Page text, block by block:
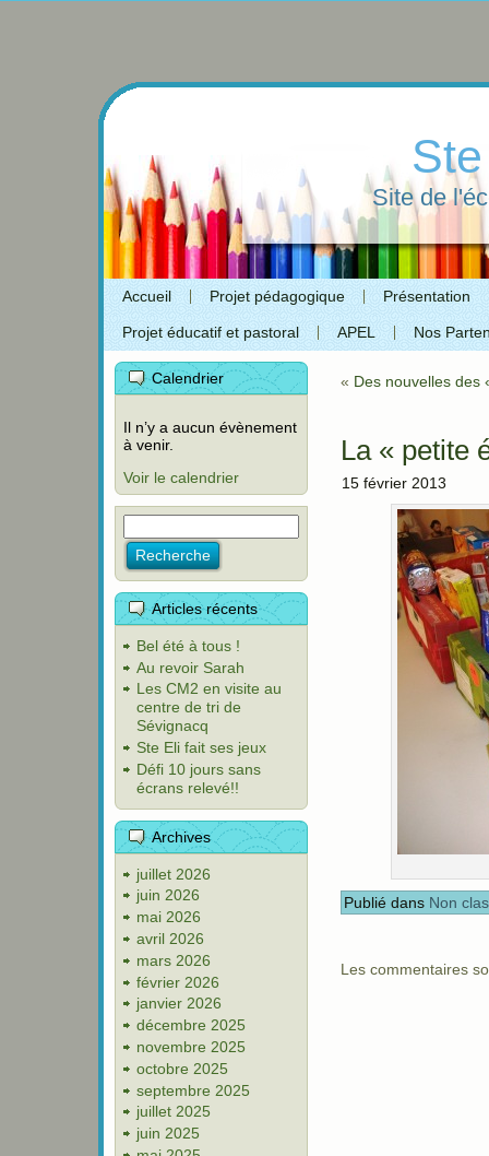
Site de
Accueil Projet pédagogique Présentation
Projet éducatif et pastoral APEL Nos
Calendrier
Il n’y a aucun évènement
à venir.
Voir le calendrier
Articles récents
Bel été à tous !
Au revoir Sarah
Les CM2 en visite au
centre de tri de
Sévignacq
Ste Eli fait ses jeux
Défi 10 jours sans
écrans relevé!!
Archives
juillet 2026
juin 2026
mai 2026
avril 2026
mars 2026
février 2026
janvier 2026
décembre 2025
novembre 2025
octobre 2025
septembre 2025
juillet 2025
juin 2025
« Des nouvelles des
La « petite
15 février 2013
Publié dans Non
Les commentaires